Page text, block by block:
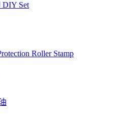
Set
Roller Stamp